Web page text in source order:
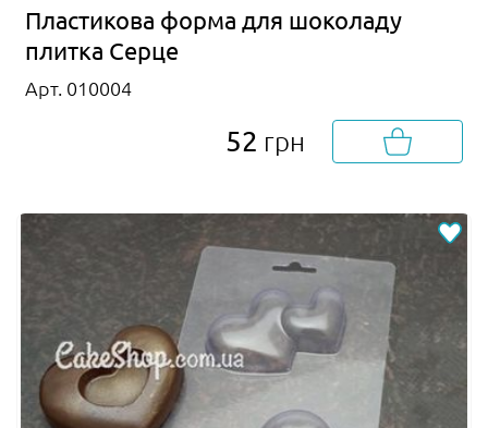
Пластикова форма для шоколаду
плитка Серце
Арт. 010004
52 грн